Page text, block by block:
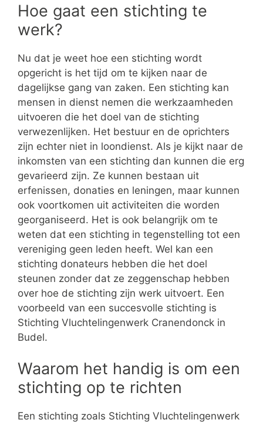
Hoe gaat een stichting te
werk?
Nu dat je weet hoe een stichting wordt
opgericht is het tijd om te kijken naar de
dagelijkse gang van zaken. Een stichting kan
mensen in dienst nemen die werkzaamheden
uitvoeren die het doel van de stichting
verwezenlijken. Het bestuur en de oprichters
zijn echter niet in loondienst. Als je kijkt naar de
inkomsten van een stichting dan kunnen die erg
gevarieerd zijn. Ze kunnen bestaan uit
erfenissen, donaties en leningen, maar kunnen
ook voortkomen uit activiteiten die worden
georganiseerd. Het is ook belangrijk om te
weten dat een stichting in tegenstelling tot een
vereniging geen leden heeft. Wel kan een
stichting donateurs hebben die het doel
steunen zonder dat ze zeggenschap hebben
over hoe de stichting zijn werk uitvoert. Een
voorbeeld van een succesvolle stichting is
Stichting Vluchtelingenwerk Cranendonck in
Budel.
Waarom het handig is om een
stichting op te richten
Een stichting zoals Stichting Vluchtelingenwerk